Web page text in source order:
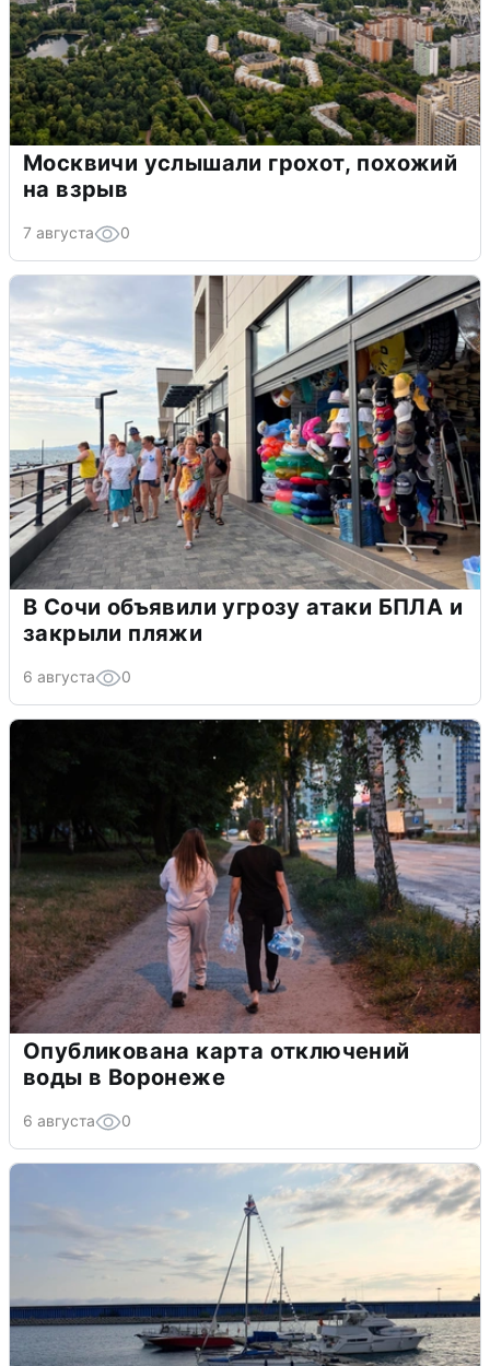
Москвичи услышали грохот, похожий
на взрыв
7 августа 0
В Сочи объявили угрозу атаки БПЛА и
закрыли пляжи
6 августа 0
Опубликована карта отключений
воды в Воронеже
6 августа 0